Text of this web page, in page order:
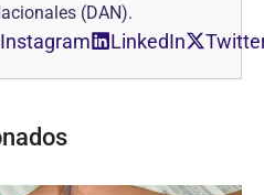
(DAN).
Instagram LinkedIn